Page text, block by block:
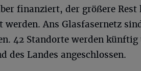
finanziert, der größere
werden. Ans Glasfasernetz
42 Standorte werden
des Landes angeschlossen.